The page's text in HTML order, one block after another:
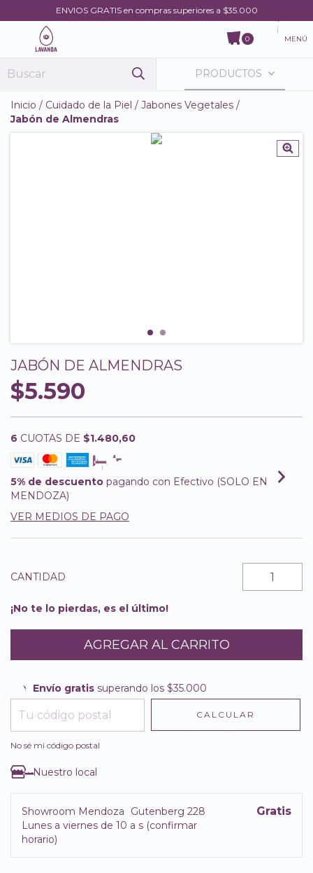
ENVIOS GRATIS en compras superiores a $35.000
0 MENÚ
PRODUCTOS
Inicio / Cuidado de la Piel / Jabones Vegetales /
Jabón de Almendras
JABÓN DE ALMENDRAS
$5.590
6 CUOTAS DE $1.480,60
5% de descuento pagando con Efectivo (SOLO EN
MENDOZA)
VER MEDIOS DE PAGO
CANTIDAD
¡No te lo pierdas, es el último!
Envío gratis $35.000
Entregas para el CP:
Envío gratis superando los$35.000
CALCULAR
No sé mi código postal
Nuestro local
Showroom Mendoza
Gutenberg 228
Lunes a viernes de 10 a s (confirmar
horario)
Gratis